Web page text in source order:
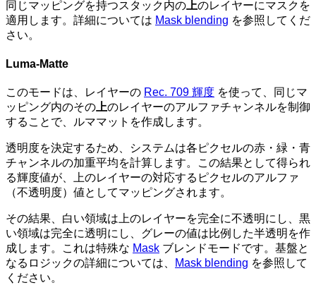
同じマッピングを持つスタック内の 上のレイヤーにマスクを
適用します。詳細については Mask blending を参照してくだ
さい。
Luma-Matte
このモードは、レイヤーの Rec. 709 輝度 を使って、同じマ
ッピング内のその 上のレイヤーのアルファチャンネルを制御
することで、ルママットを作成します。
透明度を決定するため、システムは各ピクセルの赤・緑・青
チャンネルの加重平均を計算します。この結果として得られ
る輝度値が、上のレイヤーの対応するピクセルのアルファ
（不透明度）値としてマッピングされます。
その結果、白い領域は上のレイヤーを完全に不透明にし、黒
い領域は完全に透明にし、グレーの値は比例した半透明を作
成します。これは特殊な Mask ブレンドモードです。基盤と
なるロジックの詳細については、
Mask blending を参照して
ください。